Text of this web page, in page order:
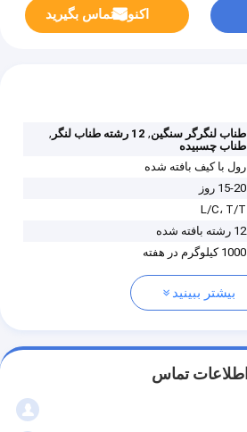
اکنون تماس بگیرید
طناب لنگرگر سنگین, 12 رشته طناب لنگر
,
طناب چسبیده
رول با کیف بافته شده
15-20 روز
L/C، T/T
12 رشته بافته شده
1000 کیلوگرم در هفته
بیشتر ببینید
اطلاعات تماس